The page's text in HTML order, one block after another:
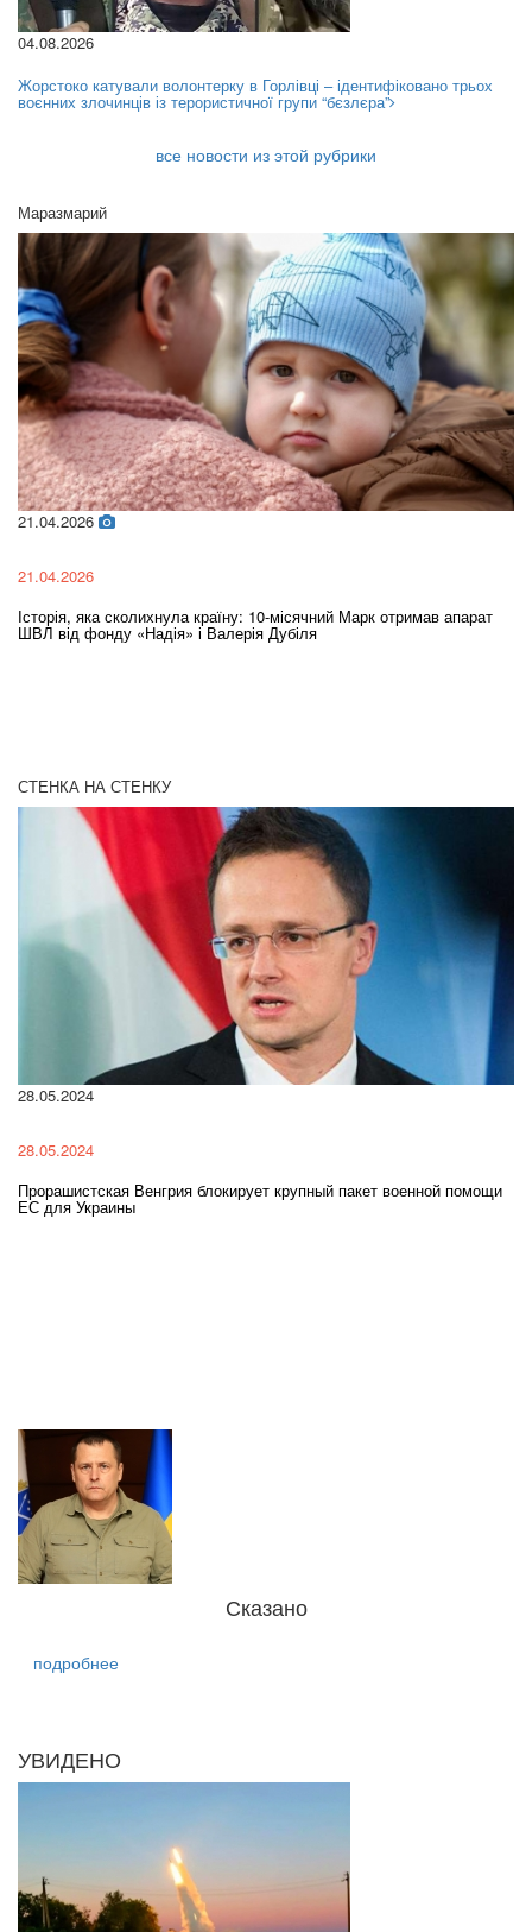
04.08.2026
Жорстоко катували волонтерку в Горлівці – ідентифіковано трьох
воєнних злочинців із терористичної групи “бєзлєра”
все новости из этой рубрики
Маразмарий
21.04.2026
21.04.2026
Історія, яка сколихнула країну: 10-місячний Марк отримав апарат
ШВЛ від фонду «Надія» і Валерія Дубіля
СТЕНКА НА СТЕНКУ
28.05.2024
28.05.2024
Прорашистская Венгрия блокирует крупный пакет военной помощи
ЕС для Украины
Сказано
подробнее
УВИДЕНО